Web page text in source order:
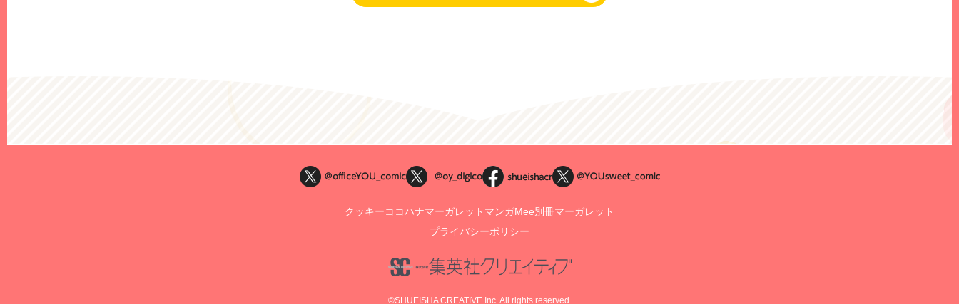
クッキーココハナマーガレット マンガMee別冊マーガレット
プライバシーポリシー
©SHUEISHA CREATIVE Inc. All rights reserved.